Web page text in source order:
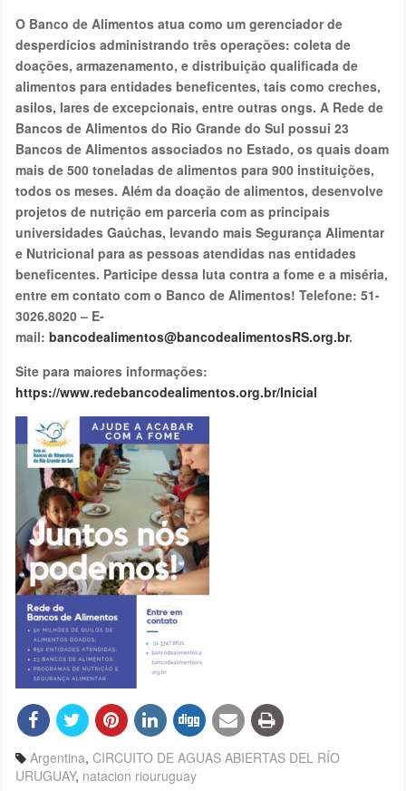
O Banco de Alimentos atua como um gerenciador de
desperdícios administrando três operações: coleta de
doações, armazenamento, e distribuição qualificada de
alimentos para entidades beneficentes, tais como creches,
asilos, lares de excepcionais, entre outras ongs. A Rede de
Bancos de Alimentos do Rio Grande do Sul possui 23
Bancos de Alimentos associados no Estado, os quais doam
mais de 500 toneladas de alimentos para 900 instituições,
todos os meses. Além da doação de alimentos, desenvolve
projetos de nutrição em parceria com as principais
universidades Gaúchas, levando mais Segurança Alimentar
e Nutricional para as pessoas atendidas nas entidades
beneficentes. Participe dessa luta contra a fome e a miséria,
entre em contato com o Banco de Alimentos! Telefone: 51-
3026.8020 – E-
mail: bancodealimentos@bancodealimentosRS.org.br.
Site para maiores informações:
https://www.redebancodealimentos.org.br/Inicial
Argentina, CIRCUITO DE AGUAS ABIERTAS DEL RÍO
URUGUAY, natacion riouruguay